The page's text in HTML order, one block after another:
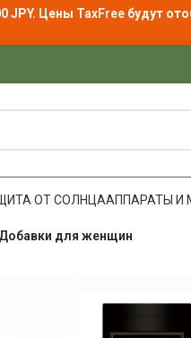
JPY. Цены TaxFree будут
ОТ СОЛНЦААППАРАТЫ И
для женщин